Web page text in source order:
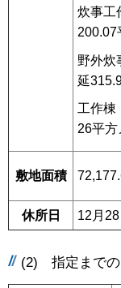
炊事工
200.07
野外炊
延
工作棟
26平
敷地面積
休所日 12月
(2) 指定までの